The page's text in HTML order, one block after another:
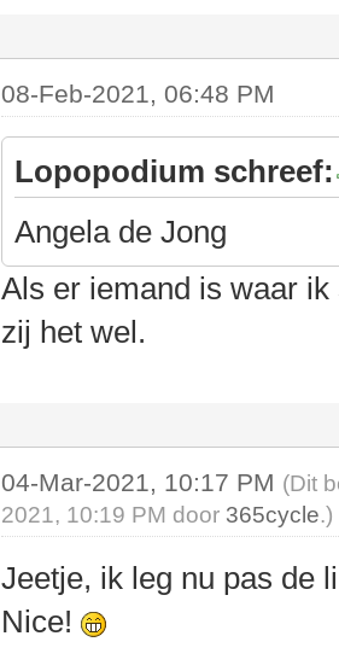
08-Feb-2021, 06:48 PM
Lopopodium schreef:
Angela de Jong
Als er iemand is waar
zij het wel.
04-Mar-2021, 10:17 PM (Dit
2021, 10:19 PM door 365cycle.)
Jeetje, ik leg nu pas de
Nice!